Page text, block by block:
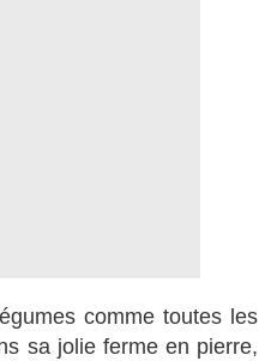
comme toutes les
sa jolie ferme en pierre,